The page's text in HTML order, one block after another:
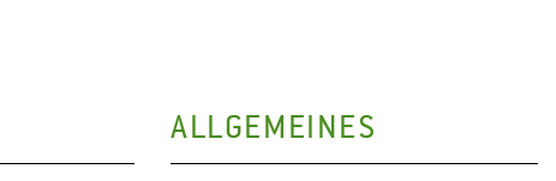
ALLGEMEINES